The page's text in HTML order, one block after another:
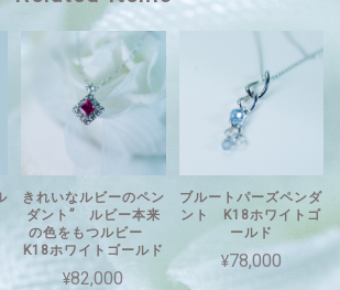
きれいなルビーのペン
ダント” ルビー本来
の色をもつルビー
K18ホワイトゴールド
¥82,000
ブルートパーズペンダ
ント K18ホワイトゴ
ールド
¥78,000